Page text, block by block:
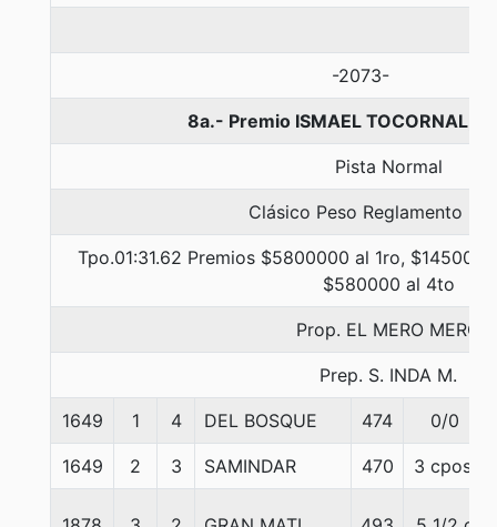
-2073-
8a.- Premio ISMAEL TOCORNAL,
Pista Normal
Clásico Peso Reglamento
Tpo.01:31.62 Premios $5800000 al 1ro,
$580000 al 4to
Prop. EL MERO MERO
Prep. S. INDA M.
1649 1 4 DEL BOSQUE 474 0/0
1649 2 3 SAMINDAR 470 3 cpos.